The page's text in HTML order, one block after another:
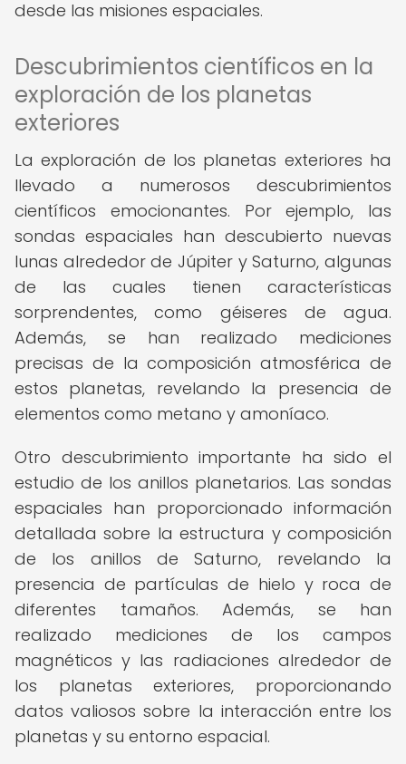
desde las misiones espaciales.
Descubrimientos científicos en la
exploración de los planetas
exteriores
La exploración de los planetas exteriores ha
llevado a numerosos descubrimientos
científicos emocionantes. Por ejemplo, las
sondas espaciales han descubierto nuevas
lunas alrededor de Júpiter y Saturno, algunas
de las cuales tienen características
sorprendentes, como géiseres de agua.
Además, se han realizado mediciones
precisas de la composición atmosférica de
estos planetas, revelando la presencia de
elementos como metano y amoníaco.
Otro descubrimiento importante ha sido el
estudio de los anillos planetarios. Las sondas
espaciales han proporcionado información
detallada sobre la estructura y composición
de los anillos de Saturno, revelando la
presencia de partículas de hielo y roca de
diferentes tamaños. Además, se han
realizado mediciones de los campos
magnéticos y las radiaciones alrededor de
los planetas exteriores, proporcionando
datos valiosos sobre la interacción entre los
planetas y su entorno espacial.